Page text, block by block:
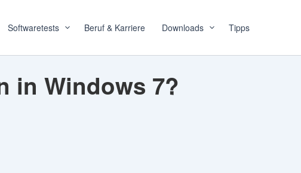
Softwaretests Beruf & Karriere Downloads Tipps
in Windows 7?